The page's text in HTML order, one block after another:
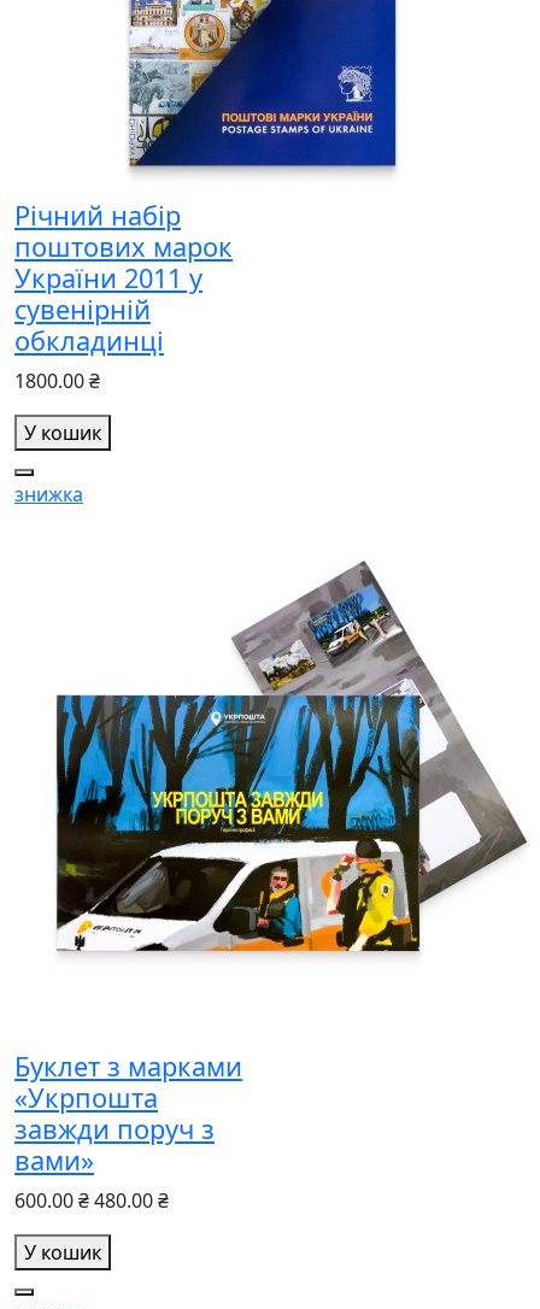
Річний набір
поштових марок
України 2011 у
сувенірній
обкладинці
1800.00 ₴
У кошик
знижка
Буклет з марками
«Укрпошта
завжди поруч з
вами»
600.00 ₴480.00 ₴
У кошик